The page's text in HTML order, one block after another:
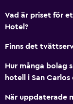
Vad är priset för
Hotel?
Finns det
Hur många bolag
hotell i San Carlos
När uppdaterade